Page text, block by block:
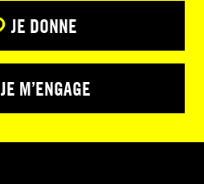
JE DONNE
JE M’ENGAGE